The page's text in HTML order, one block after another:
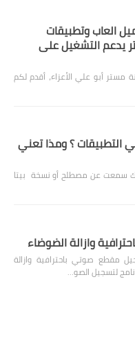
العاب وتطبيقات
يدعم التشغيل على
مستر أبو علي الأعزاء، أقدم لكم
التطبيقات ؟ ومذا تعني
سمعت عن مصطلح أو نسخة بيتا
وازالة الضوضاء
مقطع صوتي باحترافية وازالة